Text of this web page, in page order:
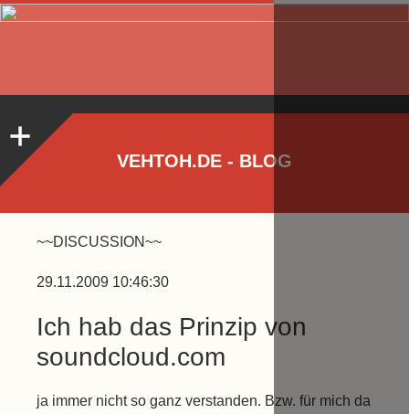
VEHTOH.DE - BLOG
~~DISCUSSION~~
29.11.2009 10:46:30
Ich hab das Prinzip von
soundcloud.com
ja immer nicht so ganz verstanden. Bzw. für mich da